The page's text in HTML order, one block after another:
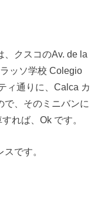
、クスコのAv. de la
ッソ学校 Colegio
ィ通りに、Calca カ
で、そのミニバンに
れば、Ok です。
です。